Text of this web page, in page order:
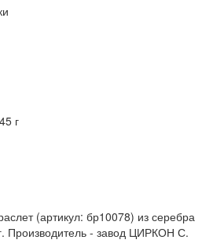
г
(артикул: бр10078) из серебра
Производитель - завод ЦИРКОН С.